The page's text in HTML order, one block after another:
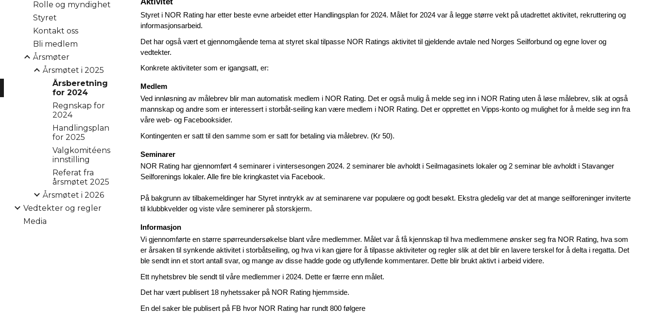
Rolle og myndighet
Styret
Kontakt oss
Bli medlem
Årsmøter
Årsmøtet i 2025
Årsberetning
for 2024
Regnskap for
2024
Handlingsplan
for 2025
Valgkomitéens
innstilling
Referat fra
årsmøtet 2025
Årsmøtet i 2026
Vedtekter og regler
Media
Styret i NOR Rating har etter beste evne arbeidet etter Handlingsplan for 2024. Målet for 2024 var å legge større vekt på utadrettet aktivitet, rekruttering og
informasjonsarbeid.
Det har også vært et gjennomgående tema at styret skal tilpasse NOR Ratings aktivitet til gjeldende avtale ned Norges Seilforbund og egne lover og
vedtekter.
Konkrete aktiviteter som er igangsatt, er:
Medlem
Ved innløsning av målebrev blir man automatisk medlem i NOR Rating. Det er også mulig å melde seg inn i NOR Rating uten å løse målebrev, slik at også
mannskap og andre som er interessert i storbåt-seiling kan være medlem i NOR Rating. Det er opprettet en Vipps-konto og mulighet for å melde seg inn fra
våre web- og Facebooksider.
Kontingenten er satt til den samme som er satt for betaling via målebrev. (Kr 50).
Seminarer
NOR Rating har gjennomført 4 seminarer i vintersesongen 2024. 2 seminarer ble avholdt i Seilmagasinets lokaler og 2 seminar ble avholdt i Stavanger
Seilforenings lokaler. Alle fire ble kringkastet via Facebook.
På bakgrunn av tilbakemeldinger har Styret inntrykk av at seminarene var populære og godt besøkt. Ekstra gledelig var det at mange seilforeninger inviterte
til klubbkvelder og viste våre seminerer på storskjerm.
Informasjon
Vi gjennomførte en større spørreundersøkelse blant våre medlemmer. Målet var å få kjennskap til hva medlemmene ønsker seg fra NOR Rating, hva som
er årsaken til synkende aktivitet i storbåtseiling, og hva vi kan gjøre for å tilpasse aktiviteter og regler slik at det blir en lavere terskel for å delta i regatta. Det
ble sendt inn et stort antall svar, og mange av disse hadde gode og utfyllende kommentarer. Dette blir brukt aktivt i arbeid videre.
Ett nyhetsbrev ble sendt til våre medlemmer i 2024. Dette er færre enn målet.
Det har vært publisert 18 nyhetssaker på NOR Rating hjemmside.
En del saker ble publisert på FB hvor NOR Rating har rundt 800 følgere